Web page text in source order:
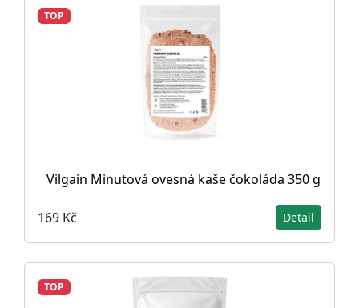
TOP
Vilgain Minutová ovesná kaše čokoláda 350 g
169 Kč Detail
TOP